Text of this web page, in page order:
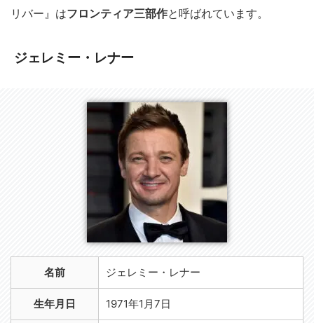
リバー』はフロンティア三部作と呼ばれています。
ジェレミー・レナー
名前 ジェレミー・レナー
生年月日 1971年1月7日